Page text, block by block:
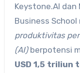
Keystone.AI dan
Business
produktivitas
(AI)berpotensi
USD 1,5 triliun